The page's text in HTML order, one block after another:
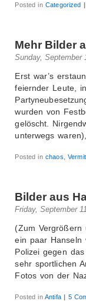
Posted inCategorized |
Mehr Bilder
Sunday, September
Erst war’s
feiernder Leute,
wurden von
gelöscht.
unterwegs
Posted inchaos ,
Bilder aus
Friday, September
(Zum Vergrößern
ein paar Hanseln
Polizei gegen
sehr sportlichen
Fotos von der
Posted inAntifa | 5